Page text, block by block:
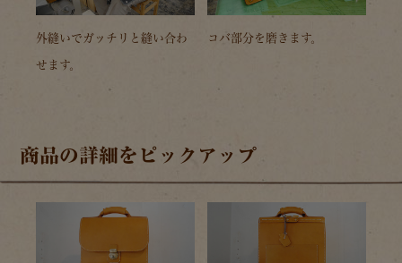
外縫いでガッチリと縫い合わ
せます。
コバ部分を磨きます。
商品の詳細をピックアップ